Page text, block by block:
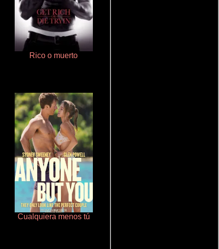
Rico o muerto
Cualquiera menos tú